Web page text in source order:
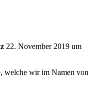
22. November 2019 um
welche wir im Namen von